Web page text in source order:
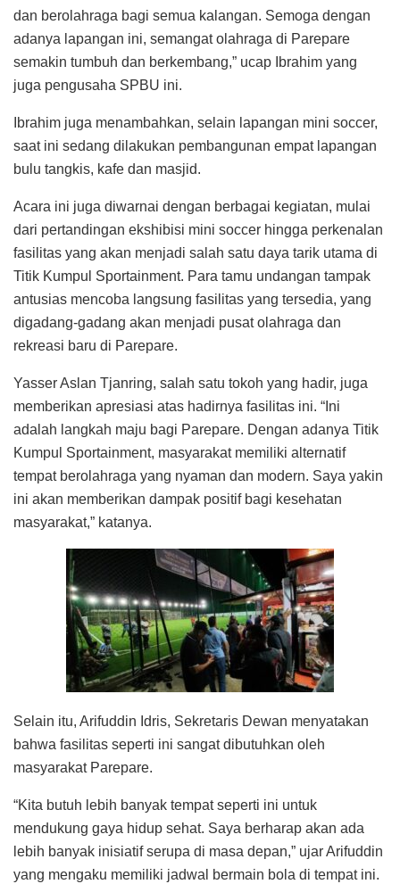
dan berolahraga bagi semua kalangan. Semoga dengan
adanya lapangan ini, semangat olahraga di Parepare
semakin tumbuh dan berkembang,” ucap Ibrahim yang
juga pengusaha SPBU ini.
Ibrahim juga menambahkan, selain lapangan mini soccer,
saat ini sedang dilakukan pembangunan empat lapangan
bulu tangkis, kafe dan masjid.
Acara ini juga diwarnai dengan berbagai kegiatan, mulai
dari pertandingan ekshibisi mini soccer hingga perkenalan
fasilitas yang akan menjadi salah satu daya tarik utama di
Titik Kumpul Sportainment. Para tamu undangan tampak
antusias mencoba langsung fasilitas yang tersedia, yang
digadang-gadang akan menjadi pusat olahraga dan
rekreasi baru di Parepare.
Yasser Aslan Tjanring, salah satu tokoh yang hadir, juga
memberikan apresiasi atas hadirnya fasilitas ini. “Ini
adalah langkah maju bagi Parepare. Dengan adanya Titik
Kumpul Sportainment, masyarakat memiliki alternatif
tempat berolahraga yang nyaman dan modern. Saya yakin
ini akan memberikan dampak positif bagi kesehatan
masyarakat,” katanya.
Selain itu, Arifuddin Idris, Sekretaris Dewan menyatakan
bahwa fasilitas seperti ini sangat dibutuhkan oleh
masyarakat Parepare.
“Kita butuh lebih banyak tempat seperti ini untuk
mendukung gaya hidup sehat. Saya berharap akan ada
lebih banyak inisiatif serupa di masa depan,” ujar Arifuddin
yang mengaku memiliki jadwal bermain bola di tempat ini.